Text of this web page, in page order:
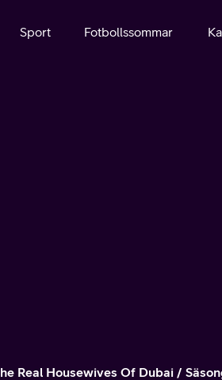
Sport Fotbollssommar
Real Housewives Of Dubai